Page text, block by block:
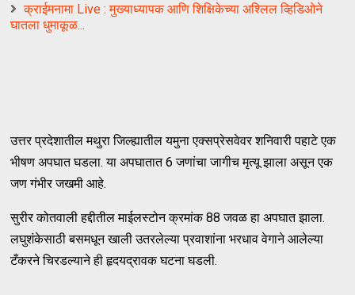
क्राईमनामा Live : मुख्याध्यापक आणि शिक्षिकेच्या अश्लिल व्हिडिओने
घातला धुमाकूळ...
उत्तर प्रदेशातील मथुरा जिल्ह्यातील यमुना एक्सप्रेसवेवर शनिवारी पहाटे एक
भीषण अपघात घडला. या अपघातात 6 जणांचा जागीच मृत्यू झाला असून एक
जण गंभीर जखमी आहे.
सुरीर कोतवाली हद्दीतील माईलस्टोन क्रमांक 88 जवळ हा अपघात झाला.
लघुशंकेसाठी बसमधून खाली उतरलेल्या प्रवाशांना भरधाव वेगाने आलेल्या
टँकरने चिरडल्याने ही हृदयद्रावक घटना घडली.